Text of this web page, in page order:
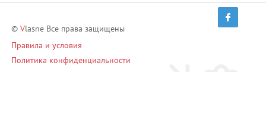
© Vlasne Все права защищены
Правила и условия
Политика конфиденциальности